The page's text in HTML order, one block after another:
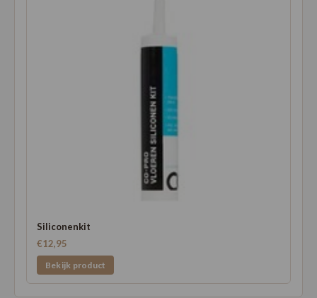
Siliconenkit
€12,95
Bekijk product